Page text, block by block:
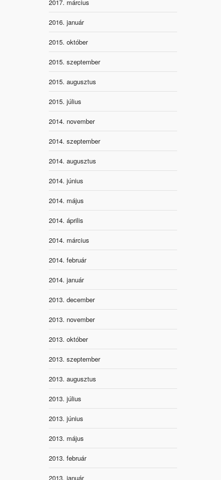
2017. március
2016. január
2015. október
2015. szeptember
2015. augusztus
2015. július
2014. november
2014. szeptember
2014. augusztus
2014. június
2014. május
2014. április
2014. március
2014. február
2014. január
2013. december
2013. november
2013. október
2013. szeptember
2013. augusztus
2013. július
2013. június
2013. május
2013. február
2013. január